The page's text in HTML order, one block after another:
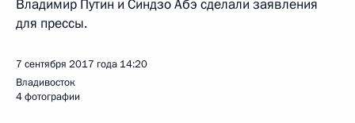
Владимир Путин и Синдзо Абэ сделали заявления
для прессы.
7 сентября 2017 года 14:20
Владивосток
4 фотографии